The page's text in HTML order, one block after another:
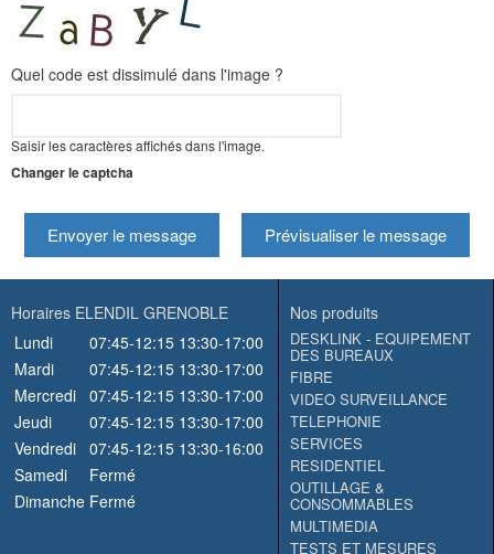
Quel code est dissimulé dans l'image ?
Saisir les caractères affichés dans l'image.
Changer le captcha
Envoyer le message Prévisualiser le message
Horaires ELENDIL GRENOBLE
Lundi
07:45-12:15 13:30-17:00
Mardi
07:45-12:15 13:30-17:00
Mercredi 07:45-12:15 13:30-17:00
Jeudi
07:45-12:15 13:30-17:00
Vendredi 07:45-12:15 13:30-16:00
Samedi
Fermé
Dimanche Fermé
Nos produits
DESKLINK - EQUIPEMENT
DES BUREAUX
FIBRE
VIDEO SURVEILLANCE
TELEPHONIE
SERVICES
RESIDENTIEL
OUTILLAGE &
CONSOMMABLES
MULTIMEDIA
TESTS ET MESURES